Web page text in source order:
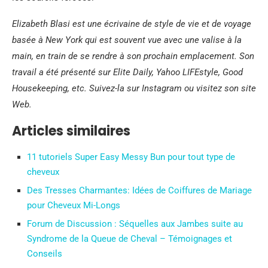
Elizabeth Blasi est une écrivaine de style de vie et de voyage
basée à New York qui est souvent vue avec une valise à la
main, en train de se rendre à son prochain emplacement. Son
travail a été présenté sur Elite Daily, Yahoo LIFEstyle, Good
Housekeeping, etc. Suivez-la sur Instagram ou visitez son site
Web.
Articles similaires
11 tutoriels Super Easy Messy Bun pour tout type de
cheveux
Des Tresses Charmantes: Idées de Coiffures de Mariage
pour Cheveux Mi-Longs
Forum de Discussion : Séquelles aux Jambes suite au
Syndrome de la Queue de Cheval – Témoignages et
Conseils